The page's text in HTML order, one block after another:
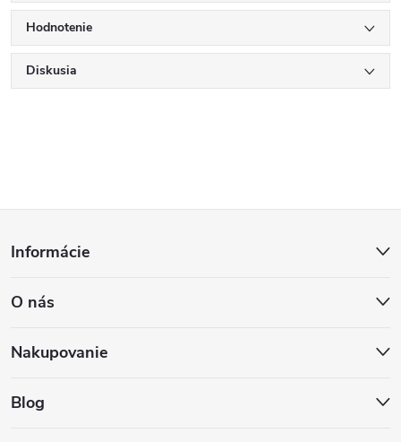
Hodnotenie
Diskusia
p
ä
Informácie
O nás
Nakupovanie
Blog